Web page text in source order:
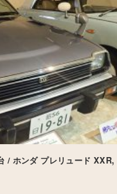
/ ホンダ プレリュード XXR,